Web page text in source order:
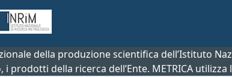
della produzione scientifica dell’Istituto
i prodotti della ricerca dell’Ente. METRICA